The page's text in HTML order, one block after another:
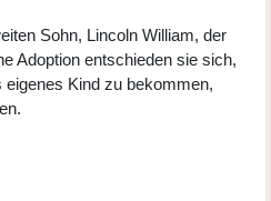
Sohn, Lincoln William, der
Adoption entschieden sie sich,
Kind zu bekommen,